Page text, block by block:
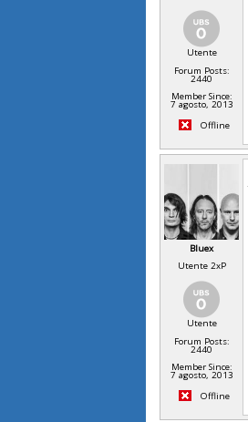
Utente
Forum Posts:
2440
Member Since:
7 agosto, 2013
Offline
Bluex
Utente 2xP
Utente
Forum Posts:
2440
Member Since:
7 agosto, 2013
Offline